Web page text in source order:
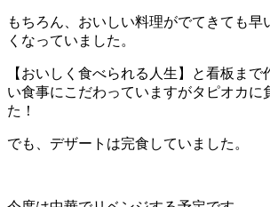
もちろん、おいしい料理がでてきても早
くなっていました。
【おいしく食べられる人生】と看板まで
い食事にこだわっていますがタピオカに
た！
でも、デザートは完食していました。